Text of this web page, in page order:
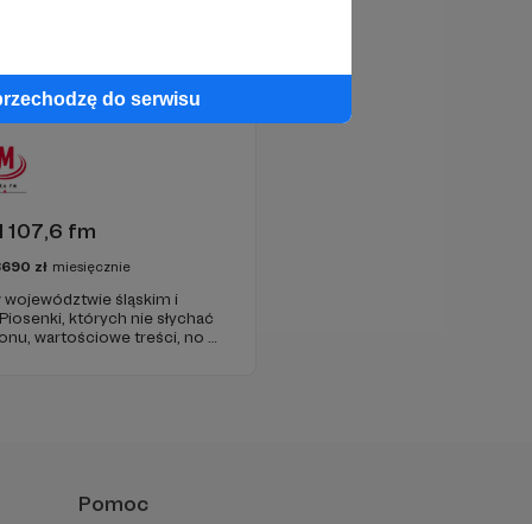
do serwisu
107,6 fm
zł miesięcznie
województwie śląskim i
których nie słychać
wartościowe treści, no i
Pomoc